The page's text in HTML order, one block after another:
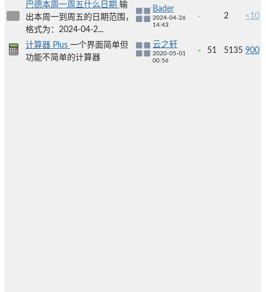
巴德本周一周五什么日期 输
出本周一到周五的日期范围，
格式为：2024-04-2...
Bader
2024-04-26
14:43
2 <10
计算器 Plus 一个界面简单但
功能不简单的计算器
云之轩
2020-05-01
00:56
51 5135 900